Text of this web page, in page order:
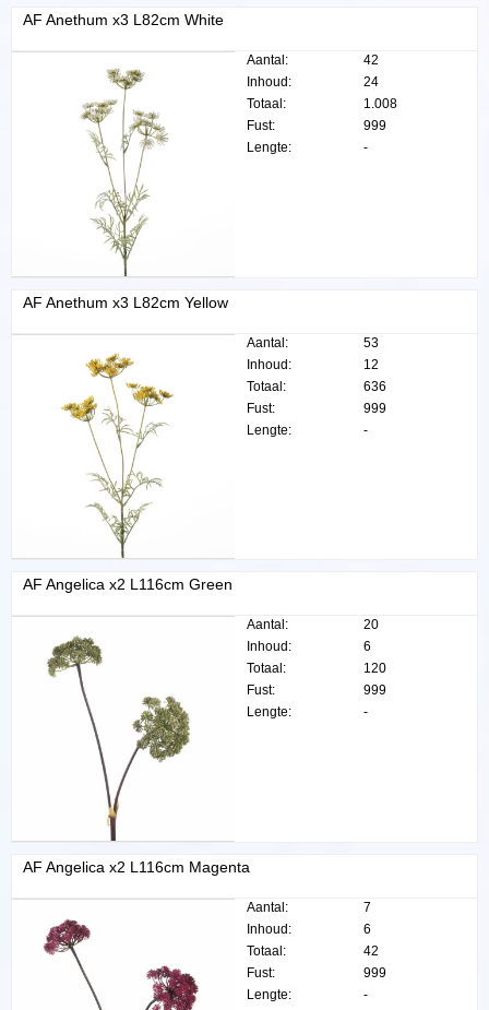
AF Anethum x3 L82cm White
Aantal:
42
Inhoud:
24
Totaal:
1.008
Fust:
999
Lengte:
-
AF Anethum x3 L82cm Yellow
Aantal:
53
Inhoud:
12
Totaal:
636
Fust:
999
Lengte:
-
AF Angelica x2 L116cm Green
Aantal:
20
Inhoud:
6
Totaal:
120
Fust:
999
Lengte:
-
AF Angelica x2 L116cm Magenta
Aantal:
7
Inhoud:
6
Totaal:
42
Fust:
999
Lengte:
-